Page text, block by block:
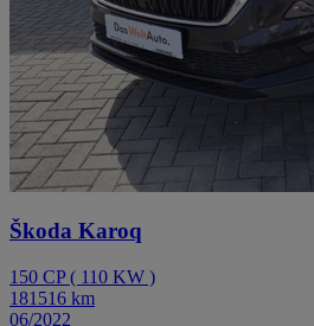
Škoda Karoq
150 CP( 110 KW )
181516 km
06/2022